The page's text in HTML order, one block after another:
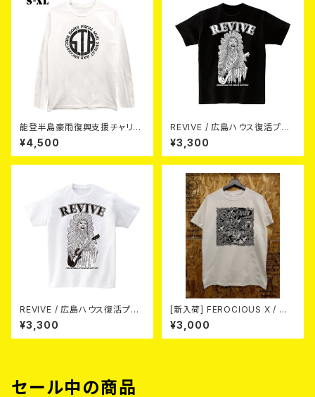
能登半島豪雨復興支援チャリテ
ィーTシャツ（ホワイト：S～XL）
¥4,500
REVIVE / 広島ハウス復活プロ
ジェクトTシャツ (BLACK)
¥3,300
REVIVE / 広島ハウス復活プロ
ジェクトTシャツ (S/WHITE)
¥3,300
[新入荷] FEROCIOUS X / Me
d Vilken Rätt (T-shirt/WHIT
E / Size:L)
¥3,000
セール中の商品